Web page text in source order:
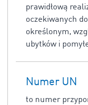
prawidłową
oczekiwanych
określonym,
ubytków i
Numer UN
to numer